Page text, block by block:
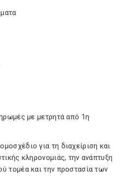
με μετρητά από 1η
για τη διαχείριση και
κληρονομιάς, την ανάπτυξη
τομέα και την προστασία των